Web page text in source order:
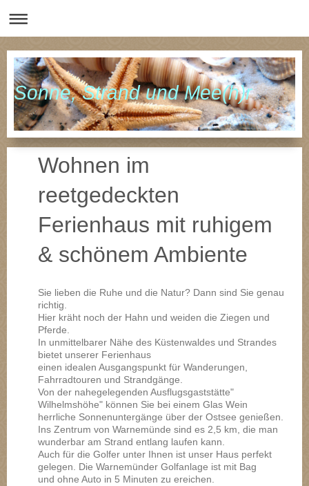
Sonne, Strand und Mee(h)r
Wohnen im
reetgedeckten
Ferienhaus mit ruhigem
& schönem Ambiente
Sie lieben die Ruhe und die Natur? Dann sind Sie genau
richtig.
Hier kräht noch der Hahn und weiden die Ziegen und
Pferde.
In unmittelbarer Nähe des Küstenwaldes und Strandes
bietet unserer Ferienhaus
einen idealen Ausgangspunkt für Wanderungen,
Fahrradtouren und Strandgänge.
Von der nahegelegenden Ausflugsgaststätte"
Wilhelmshöhe" können Sie bei einem Glas Wein
herrliche Sonnenuntergänge über der Ostsee genießen.
Ins Zentrum von Warnemünde sind es 2,5 km, die man
wunderbar am Strand entlang laufen kann.
Auch für die Golfer unter Ihnen ist unser Haus perfekt
gelegen. Die Warnemünder Golfanlage ist mit Bag
und ohne Auto in 5 Minuten zu ereichen.